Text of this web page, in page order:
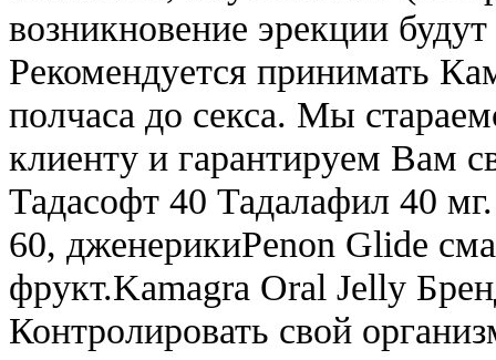
возникновение эрекции
Рекомендуется принимать
полчаса до секса. Мы
клиенту и гарантируем Вам
Тадасофт 40 Тадалафил 40
60, дженерикиPenon Glide
фрукт.Kamagra Oral Jelly
Контролировать свой